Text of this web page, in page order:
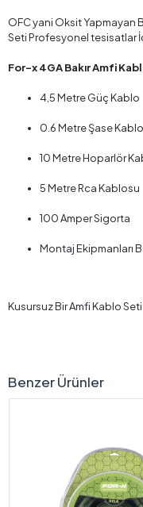
OFC yani Oksit Yapmayan
Seti Profesyonel tesisatlar
For-x 4GA Bakır Amfi
4,5 Metre Güç Kablo
0.6 Metre Şase
10 Metre Hoparlör
5 Metre Rca Kablosu
100 Amper Sigorta
Montaj Ekipmanları
Kusursuz Bir Amfi Kablo
Benzer Ürünler